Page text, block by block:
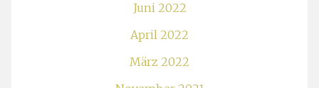
Juni 2022
April 2022
März 2022